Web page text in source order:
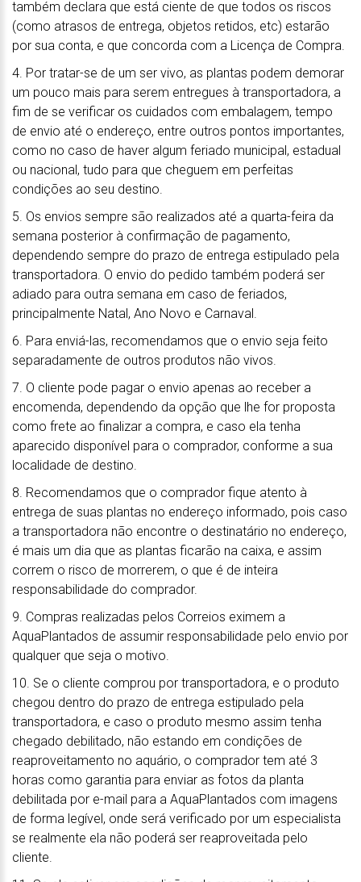
também declara que está ciente de que todos os riscos
(como atrasos de entrega, objetos retidos, etc) estarão
por sua conta, e que concorda com a Licença de Compra.
4. Por tratar-se de um ser vivo, as plantas podem demorar
um pouco mais para serem entregues à transportadora, a
fim de se verificar os cuidados com embalagem, tempo
de envio até o endereço, entre outros pontos importantes,
como no caso de haver algum feriado municipal, estadual
ou nacional, tudo para que cheguem em perfeitas
condições ao seu destino.
5. Os envios sempre são realizados até a quarta-feira da
semana posterior à confirmação de pagamento,
dependendo sempre do prazo de entrega estipulado pela
transportadora. O envio do pedido também poderá ser
adiado para outra semana em caso de feriados,
principalmente Natal, Ano Novo e Carnaval.
6. Para enviá-las, recomendamos que o envio seja feito
separadamente de outros produtos não vivos.
7. O cliente pode pagar o envio apenas ao receber a
encomenda, dependendo da opção que lhe for proposta
como frete ao finalizar a compra, e caso ela tenha
aparecido disponível para o comprador, conforme a sua
localidade de destino.
8. Recomendamos que o comprador fique atento à
entrega de suas plantas no endereço informado, pois caso
a transportadora não encontre o destinatário no endereço,
é mais um dia que as plantas ficarão na caixa, e assim
correm o risco de morrerem, o que é de inteira
responsabilidade do comprador.
9. Compras realizadas pelos Correios eximem a
AquaPlantados de assumir responsabilidade pelo envio por
qualquer que seja o motivo.
10. Se o cliente comprou por transportadora, e o produto
chegou dentro do prazo de entrega estipulado pela
transportadora, e caso o produto mesmo assim tenha
chegado debilitado, não estando em condições de
reaproveitamento no aquário, o comprador tem até 3
horas como garantia para enviar as fotos da planta
debilitada por e-mail para a AquaPlantados com imagens
de forma legível, onde será verificado por um especialista
se realmente ela não poderá ser reaproveitada pelo
cliente.